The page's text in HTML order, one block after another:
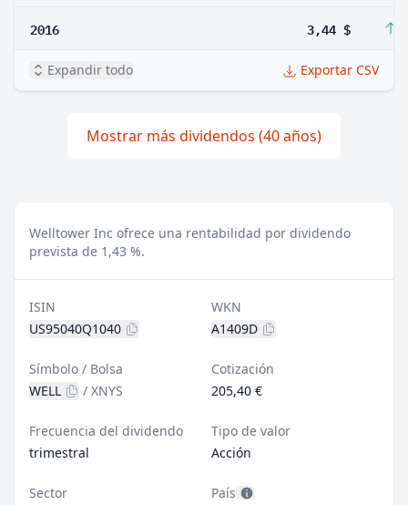
2016 3,44 $
Expandir todo Exportar CSV
Mostrar más dividendos (40 años)
Welltower Inc ofrece una rentabilidad por dividendo
prevista de 1,43 %.
ISIN
US95040Q1040
WKN
A1409D
Símbolo / Bolsa
WELL
/ XNYS
Cotización
205,40 €
Frecuencia del dividendo
trimestral
Tipo de valor
Acción
Sector
País